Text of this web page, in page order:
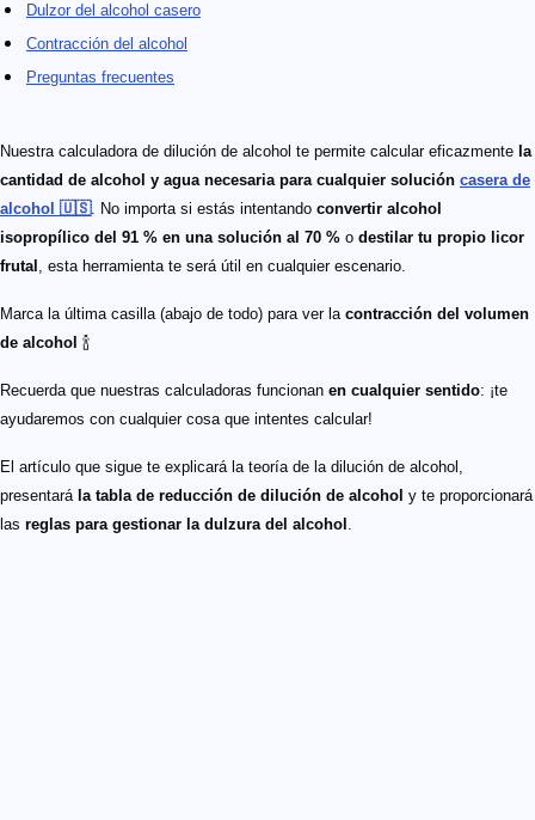
Dulzor del alcohol casero
Contracción del alcohol
Preguntas frecuentes
Nuestra calculadora de dilución de alcohol te permite calcular eficazmente la
cantidad de alcohol y agua necesaria para cualquier solución casera de
alcohol 🇺🇸. No importa si estás intentando convertir alcohol
isopropílico del 91 % en una solución al 70 % o destilar tu propio licor
frutal , esta herramienta te será útil en cualquier escenario.
Marca la última casilla (abajo de todo) para ver la contracción del volumen
de alcohol 🍾
Recuerda que nuestras calculadoras funcionan en cualquier sentido: ¡te
ayudaremos con cualquier cosa que intentes calcular!
El artículo que sigue te explicará la teoría de la dilución de alcohol,
presentará la tabla de reducción de dilución de alcohol y te proporcionará
las reglas para gestionar la dulzura del alcohol .